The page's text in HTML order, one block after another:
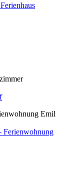
Ferienwohnung